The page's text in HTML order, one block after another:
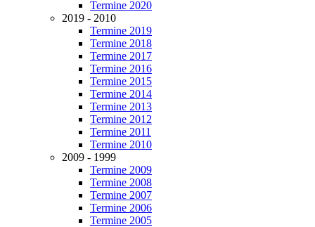
Termine 2020
2019 - 2010
Termine 2019
Termine 2018
Termine 2017
Termine 2016
Termine 2015
Termine 2014
Termine 2013
Termine 2012
Termine 2011
Termine 2010
2009 - 1999
Termine 2009
Termine 2008
Termine 2007
Termine 2006
Termine 2005